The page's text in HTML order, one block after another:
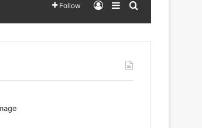
Follow Log InSidebarSearch for